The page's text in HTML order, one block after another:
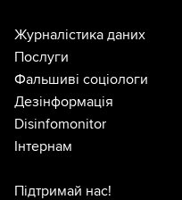
Журналістика даних
Послуги
Фальшиві соціологи
Дезінформація
Disinfomonitor
Інтернам
Підтримай нас!